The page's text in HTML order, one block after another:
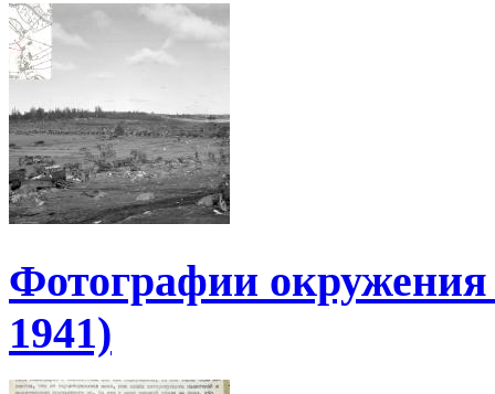
Фотографии
1941)